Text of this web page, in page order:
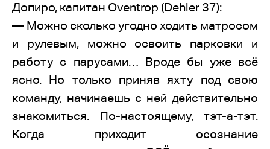
Допиро, капитан Oventrop (Dehler 37):
— Можно сколько угодно ходить матросом
и рулевым, можно освоить парковки и
работу с парусами… Вроде бы уже всё
ясно. Но только приняв яхту под свою
команду, начинаешь с ней действительно
знакомиться. По-настоящему, тэт-а-тэт.
Когда приходит осознание